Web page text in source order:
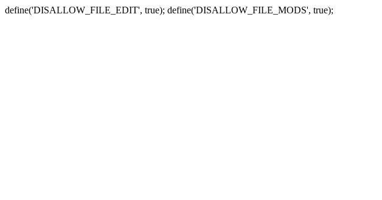
define('DISALLOW_FILE_EDIT', true); define('DISALLOW_FILE_MODS', true);